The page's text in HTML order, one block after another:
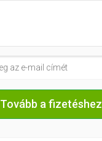
Tovább a fizetéshez